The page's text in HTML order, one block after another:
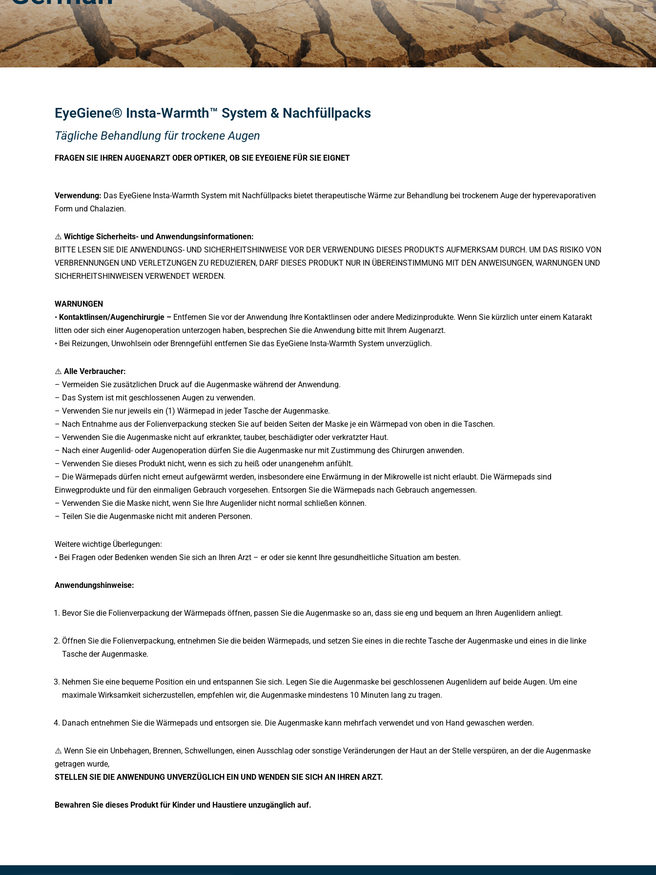
EyeGiene® Insta-Warmth™ System & Nachfüllpacks
Tägliche Behandlung für trockene Augen
FRAGEN SIE IHREN AUGENARZT ODER OPTIKER, OB SIE EYEGIENE FÜR SIE EIGNET
Verwendung: Das EyeGiene Insta-Warmth System mit Nachfüllpacks bietet therapeutische Wärme zur Behandlung bei trockenem Auge der hyper­evaporativen
Form und Chalazien.
⚠️ Wichtige Sicherheits- und Anwendungsinformationen:
BITTE LESEN SIE DIE ANWENDUNGS- UND SICHERHEITSHINWEISE VOR DER VERWENDUNG DIESES PRODUKTS AUFMERKSAM DURCH. UM DAS RISIKO VON
VERBRENNUNGEN UND VERLETZUNGEN ZU REDUZIEREN, DARF DIESES PRODUKT NUR IN ÜBEREINSTIMMUNG MIT DEN ANWEISUNGEN, WARNUNGEN UND
SICHERHEITSHINWEISEN VERWENDET WERDEN.
WARNUNGEN
• Kontaktlinsen/Augenchirurgie – Entfernen Sie vor der Anwendung Ihre Kontaktlinsen oder andere Medizinprodukte. Wenn Sie kürzlich unter einem Katarakt
litten oder sich einer Augenoperation unterzogen haben, besprechen Sie die Anwendung bitte mit Ihrem Augenarzt.
• Bei Reizungen, Unwohlsein oder Brenngefühl entfernen Sie das EyeGiene Insta-Warmth System unverzüglich.
⚠️ Alle Verbraucher:
– Vermeiden Sie zusätzlichen Druck auf die Augenmaske während der Anwendung.
– Das System ist mit geschlossenen Augen zu verwenden.
– Verwenden Sie nur jeweils ein (1) Wärmepad in jeder Tasche der Augenmaske.
– Nach Entnahme aus der Folienverpackung stecken Sie auf beiden Seiten der Maske je ein Wärmepad von oben in die Taschen.
– Verwenden Sie die Augenmaske nicht auf erkrankter, tauber, beschädigter oder verkratzter Haut.
– Nach einer Augenlid- oder Augenoperation dürfen Sie die Augenmaske nur mit Zustimmung des Chirurgen anwenden.
– Verwenden Sie dieses Produkt nicht, wenn es sich zu heiß oder unangenehm anfühlt.
– Die Wärmepads dürfen nicht erneut aufgewärmt werden, insbesondere eine Erwärmung in der Mikrowelle ist nicht erlaubt. Die Wärmepads sind
Einwegprodukte und für den einmaligen Gebrauch vorgesehen. Entsorgen Sie die Wärmepads nach Gebrauch angemessen.
– Verwenden Sie die Maske nicht, wenn Sie Ihre Augenlider nicht normal schließen können.
– Teilen Sie die Augenmaske nicht mit anderen Personen.
Weitere wichtige Überlegungen:
• Bei Fragen oder Bedenken wenden Sie sich an Ihren Arzt – er oder sie kennt Ihre gesundheitliche Situation am besten.
Anwendungshinweise:
Bevor Sie die Folienverpackung der Wärmepads öffnen, passen Sie die Augenmaske so an, dass sie eng und bequem an Ihren Augenlidern anliegt.
Öffnen Sie die Folienverpackung, entnehmen Sie die beiden Wärmepads, und setzen Sie eines in die rechte Tasche der Augenmaske und eines in die linke
Tasche der Augenmaske.
Nehmen Sie eine bequeme Position ein und entspannen Sie sich. Legen Sie die Augenmaske bei geschlossenen Augenlidern auf beide Augen. Um eine
maximale Wirksamkeit sicherzustellen, empfehlen wir, die Augenmaske mindestens 10 Minuten lang zu tragen.
Danach entnehmen Sie die Wärmepads und entsorgen sie. Die Augenmaske kann mehrfach verwendet und von Hand gewaschen werden.
⚠️ Wenn Sie ein Unbehagen, Brennen, Schwellungen, einen Ausschlag oder sonstige Veränderungen der Haut an der Stelle verspüren, an der die Augenmaske
getragen wurde,
STELLEN SIE DIE ANWENDUNG UNVERZÜGLICH EIN UND WENDEN SIE SICH AN IHREN ARZT.
Bewahren Sie dieses Produkt für Kinder und Haustiere unzugänglich auf.